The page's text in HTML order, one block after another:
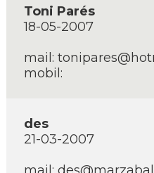
Toni Parés
18-05-2007
mail:
mobil:
des
21-03-2007